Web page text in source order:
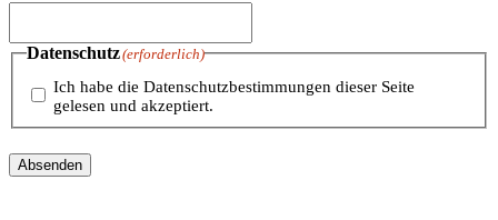
Datenschutz(erforderlich)
Ich habe die Datenschutzbestimmungen dieser Seite
gelesen und akzeptiert.
Absenden